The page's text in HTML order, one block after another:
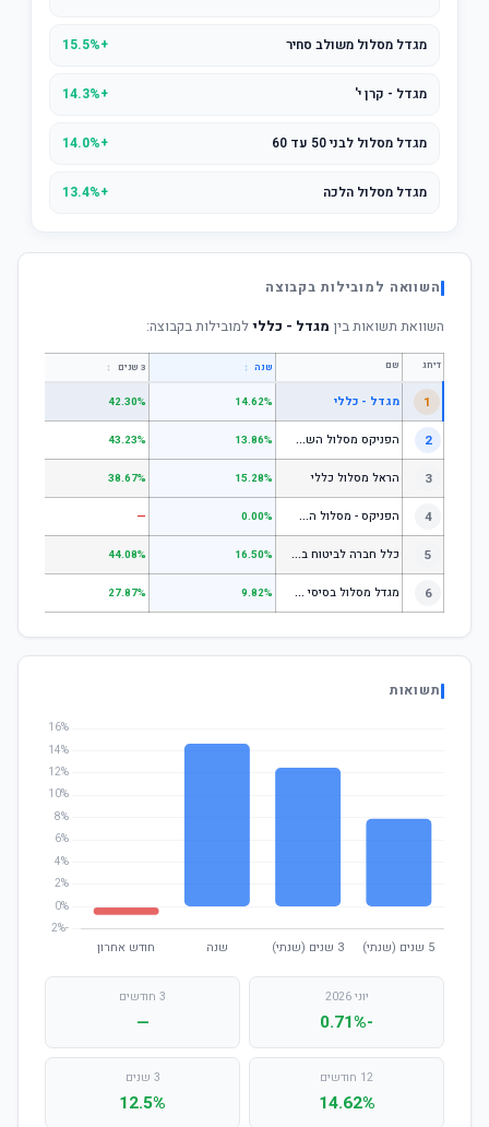
מגדל מסלול משולב סחיר +15.5%
מגדל - קרן י' +14.3%
מגדל מסלול לבני 50 עד 60 +14.0%
מגדל מסלול הלכה +13.4%
השוואה למובילות בקבוצה
השוואת תשואות בין מגדל - כללילמובילות בקבוצה:
דירוג שם שנה ↕ 3 שנים ↕
1 מגדל - כללי 14.62%
42.30%
2 ה
פניקס מסלול השקעה כללי 13.86%
43.23%
3 הראל מסלול כללי 15.28%
38.67%
4 ה
פניקס - מסלול השקעה בניהול אישי 0.00%
—
5 כ
לל חברה לביטוח בע"מ כללי 16.50%
44.08%
6 מ
גדל מסלול בסיסי למקבלי קצבה 9.82%
27.87%
תשואות
יוני 2026
-0.71%
3 חודשים
—
12 חודשים
14.62%
3 שנים
12.5%